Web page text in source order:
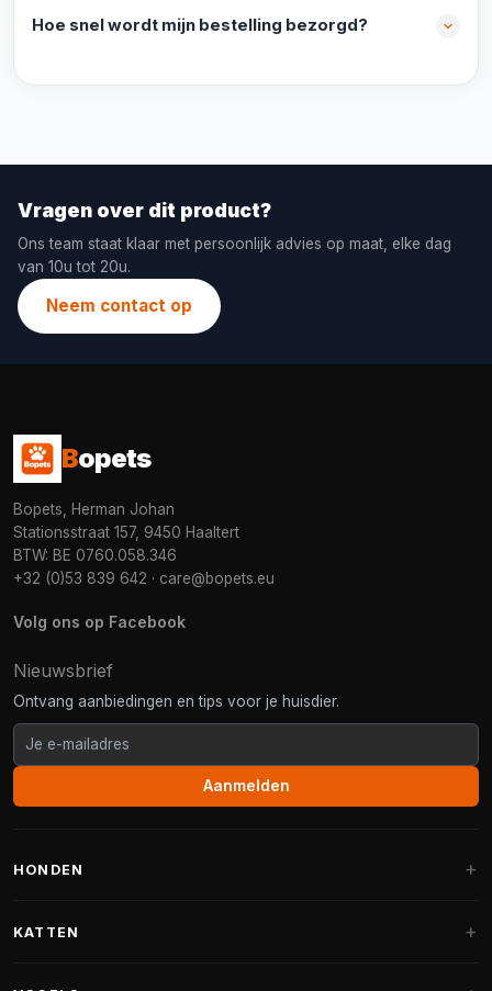
Hoe snel wordt mijn bestelling bezorgd?
Vragen over dit product?
Ons team staat klaar met persoonlijk advies op maat, elke dag
van 10u tot 20u.
Neem contact op
Bopets
Bopets, Herman Johan
Stationsstraat 157, 9450 Haaltert
BTW: BE 0760.058.346
+32 (0)53 839 642 · care@bopets.eu
Volg ons op Facebook
Nieuwsbrief
Ontvang aanbiedingen en tips voor je huisdier.
Aanmelden
HONDEN
KATTEN